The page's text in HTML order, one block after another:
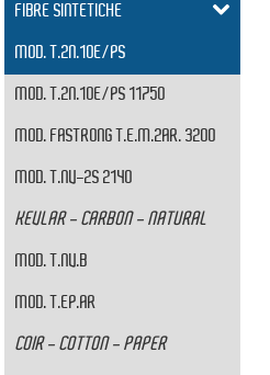
FIBRE SINTETICHE
MOD. T.2N.10E/PS
MOD. T.2N.10E/PS 11750
MOD. FASTRONG T.E.M.2AR. 3200
MOD. T.NV-2S 2140
KEVLAR - CARBON - NATURAL
MOD. T.NV.B
MOD. T.EP.AR
COIR - COTTON - PAPER